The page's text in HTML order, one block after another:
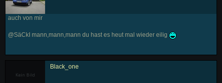
auch von mir
@SäCkI mann,mann,mann du hast es heut mal wieder eilig
Black_one